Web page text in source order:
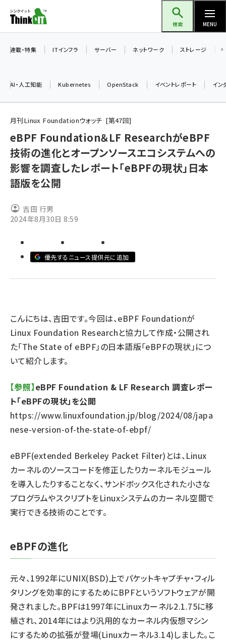
ン
ツ
検索 MENU
加藤銘のチーム貢献～仲間と築いた勝利の絆～ (2314)
iot女子会 (2279)
北海道をのんびり旅する晴山佳須夫のヒント集！ (2034)
drupal (1955)
genai (1483)
abc123 (1358)
ai crunch (1353)
連載・特集 ITインフラ サーバー ネットワーク ストレージ
AI・人工知能 Kubernetes OpenStack イベントレポート イン
月刊Linux Foundationウォッチ 第47回
eBPF Foundation＆LF ResearchがeBPF
技術の進化とオープンソースエコシステムへの
影響を調査したレポート「eBPFの現状」日本
語版を公開
吉田 行男
2024年8月30日 8:59
優先するニュース提供元に追加
こんにちは、吉田です。今回は、eBPF Foundationが
Linux Foundation Researchと協力して作成・公開され
た「The State of eBPF」の日本語版「eBPFの現状」につ
いて紹介します。
【参照】eBPF Foundation & LF Research 調査レポー
ト「eBPFの現状」を公開
https://www.linuxfoundation.jp/blog/2024/08/japa
nese-version-of-the-state-of-ebpf/
eBPF(extended Berkeley Packet Filter)とは、Linux
カーネルのソースコードを修正したりカーネルモジュール
を導入したりすることなく、サンドボックス化された小さな
プログラムやスクリプトをLinuxシステムのカーネル空間で
実行できる技術のことです。
eBPFの進化
元々、1992年にUNIX(BSD)上でパケットキャプチャ・フィル
タリングを効率的にするためにBPFというソフトウェアが開
発されました。BPFは1997年にLinuxカーネル2.1.75に移
植され、2014年にはより汎用的なカーネル内仮想マシン
にするための拡張が登場(Linuxカーネル3.14)しました。こ